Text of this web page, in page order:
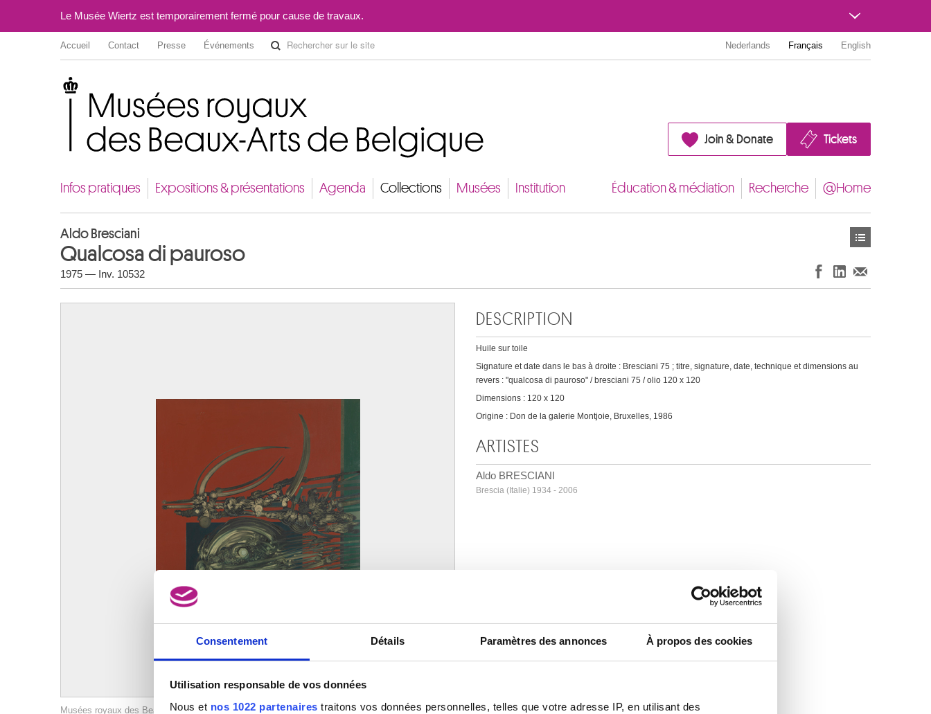
Consentement Détails Paramètres des annonces À propos des cookies
Utilisation responsable de vos données
Nous et nos 1022 partenaires traitons vos données personnelles, telles que votre adresse IP, en utilisant des
Le Musée Wiertz est temporairement fermé pour cause de travaux.
Accueil Contact Presse Événements Nederlands Français English
Join & Donate Tickets
Infos pratiques Expositions & présentations Agenda Collections Musées Institution Éducation & médiation Recherche @Home
Aldo Bresciani
Qualcosa di pauroso
1975 — Inv. 10532
Musées royaux des Beaux-Arts de Belgique, Bruxelles / photo : J. Geleyns - Art Photography
DESCRIPTION
Huile sur toile
Signature et date dans le bas à droite : Bresciani 75 ; titre, signature, date, technique et dimensions au
revers : "qualcosa di pauroso" / bresciani 75 / olio 120 x 120
Dimensions : 120 x 120
Origine : Don de la galerie Montjoie, Bruxelles, 1986
ARTISTES
Aldo BRESCIANI
Brescia (Italie) 1934 - 2006